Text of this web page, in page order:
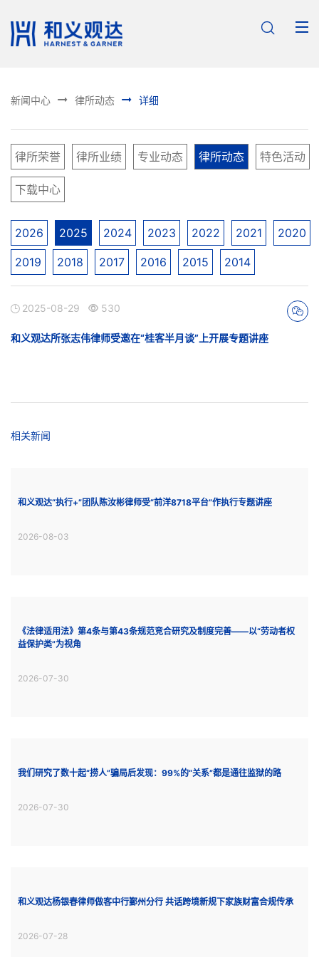

新闻中心  律所动态  详细
律所荣誉 律所业绩 专业动态 律所动态 特色活动
下载中心
2026 2025 2024 2023 2022 2021 2020
2019 2018 2017 2016 2015 2014
2025-08-29  530 
和义观达所张志伟律师受邀在“桂客半月谈”上开展专题讲座
相关新闻
和义观达“执行+”团队陈汝彬律师受“前洋8718平台”作执行专题讲座
2026-08-03
《法律适用法》第4条与第43条规范竞合研究及制度完善——以“劳动者权
益保护类”为视角
2026-07-30
我们研究了数十起“捞人”骗局后发现：99%的“关系”都是通往监狱的路
2026-07-30
和义观达杨银春律师做客中行鄞州分行 共话跨境新规下家族财富合规传承
2026-07-28